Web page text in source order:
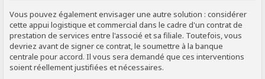
Vous pouvez également envisager une autre solution : considérer
cette appui logistique et commercial dans le cadre d'un contrat de
prestation de services entre l'associé et sa filiale. Toutefois, vous
devriez avant de signer ce contrat, le soumettre à la banque
centrale pour accord. Il vous sera demandé que ces interventions
soient réellement justifiées et nécessaires.